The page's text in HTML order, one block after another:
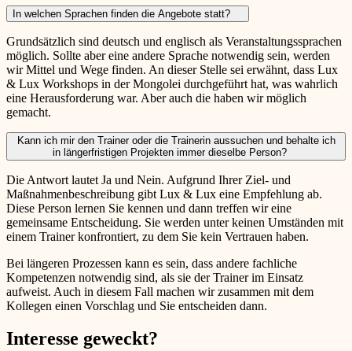
In welchen Sprachen finden die Angebote statt?
Grundsätzlich sind deutsch und englisch als Veranstaltungssprachen
möglich. Sollte aber eine andere Sprache notwendig sein, werden
wir Mittel und Wege finden. An dieser Stelle sei erwähnt, dass Lux
& Lux Workshops in der Mongolei durchgeführt hat, was wahrlich
eine Herausforderung war. Aber auch die haben wir möglich
gemacht.
Kann ich mir den Trainer oder die Trainerin aussuchen und behalte ich
in längerfristigen Projekten immer dieselbe Person?
Die Antwort lautet Ja und Nein. Aufgrund Ihrer Ziel- und
Maßnahmenbeschreibung gibt Lux & Lux eine Empfehlung ab.
Diese Person lernen Sie kennen und dann treffen wir eine
gemeinsame Entscheidung. Sie werden unter keinen Umständen mit
einem Trainer konfrontiert, zu dem Sie kein Vertrauen haben.
Bei längeren Prozessen kann es sein, dass andere fachliche
Kompetenzen notwendig sind, als sie der Trainer im Einsatz
aufweist. Auch in diesem Fall machen wir zusammen mit dem
Kollegen einen Vorschlag und Sie entscheiden dann.
Interesse geweckt?